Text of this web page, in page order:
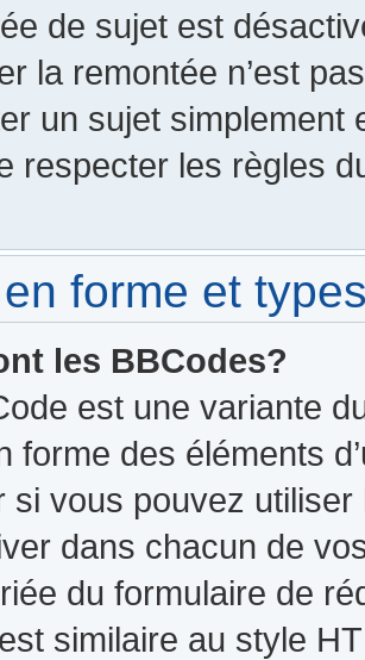
de sujet est
la remontée n’est
un sujet
respecter les règles
forme et
les BBCodes?
est une variante
forme des éléments
si vous pouvez
dans chacun de
du formulaire de
similaire au style